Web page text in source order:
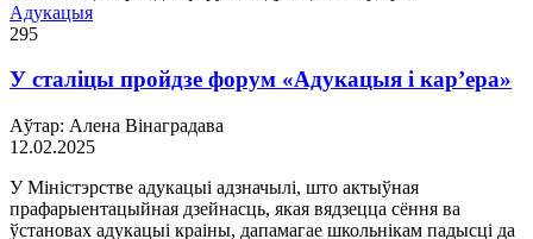
Адукацыя
295
У сталіцы пройдзе форум «Адукацыя і кар’ера»
Аўтар: Алена Вінаградава
12.02.2025
У Міністэрстве адукацыі адзначылі, што актыўная
прафарыентацыйная дзейнасць, якая вядзецца сёння ва
ўстановах адукацыі краіны, дапамагае школьнікам падысці да